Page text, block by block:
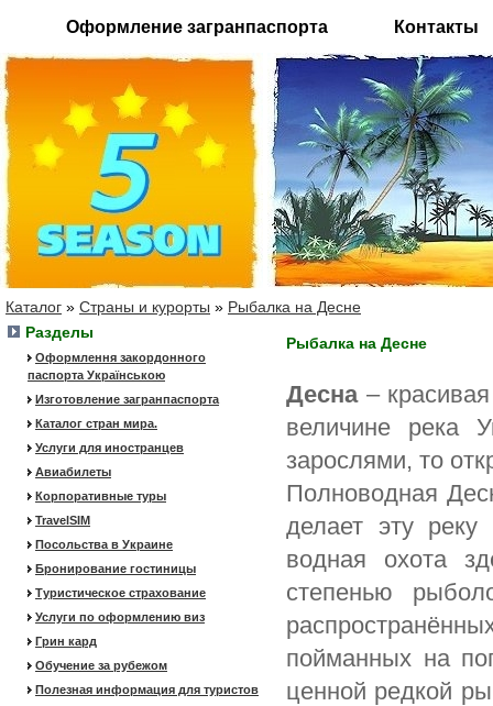
Оформление загранпаспорта Контакты
Каталог » Страны и курорты » Рыбалка на Десне
Разделы
Оформлення закордонного
паспорта Українською
Изготовление загранпаспорта
Каталог стран мира.
Услуги для иностранцев
Авиабилеты
Корпоративные туры
TravelSIM
Посольства в Украине
Бронирование гостиницы
Туристическое страхование
Услуги по оформлению виз
Грин кард
Обучение за рубежом
Полезная информация для туристов
Рыбалка на Десне
Десна–
величине река
зарослями, то
Полноводная
делает эту
водная охота
степенью
пойманных на
ценной редкой